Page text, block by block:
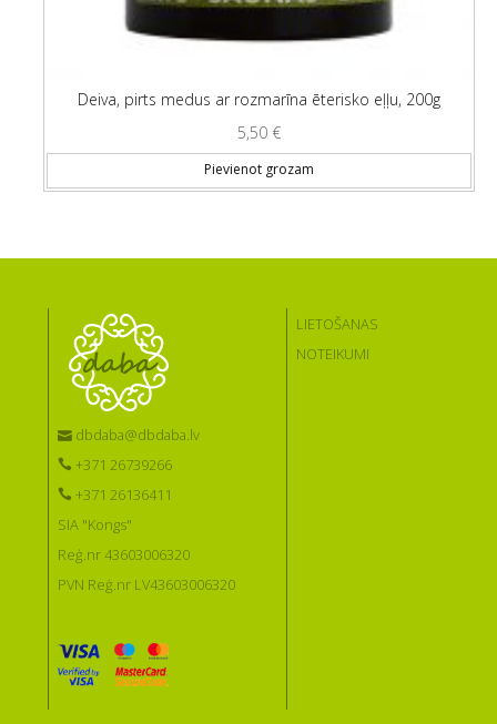
Deiva, pirts medus ar rozmarīna ēterisko eļļu, 200g
5,50 €
Pievienot grozam
dbdaba@dbdaba.lv
+371 26739266
+371 26136411
SIA "Kongs"
Reģ.nr 43603006320
PVN Reģ.nr LV43603006320
LIETOŠANAS
NOTEIKUMI